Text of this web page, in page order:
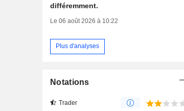
différemment.
Le 06 août 2026 à 10:22
Plus d'analyses
Notations
Trader